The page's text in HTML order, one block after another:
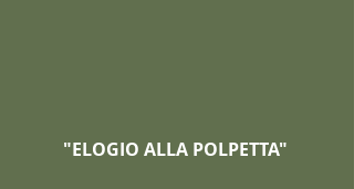
"ELOGIO ALLA POLPETTA"